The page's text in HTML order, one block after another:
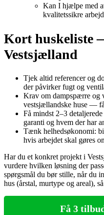
Kan I hjælpe med
kvalitetssikre
Kort huskeliste
Vestsjælland
Tjek altid referencer og
der påvirker fugt og
Krav om dampspærre og
vestsjællandske huse —
Få mindst 2–3
garanti og hvem der har
Tænk helhedsøkonomi:
hvis arbejdet skal gøres
Har du et konkret projekt i
vurdere hvilken løsning der
spørgsmål du bør stille, når du
hus (årstal, murtype og areal),
Få 3